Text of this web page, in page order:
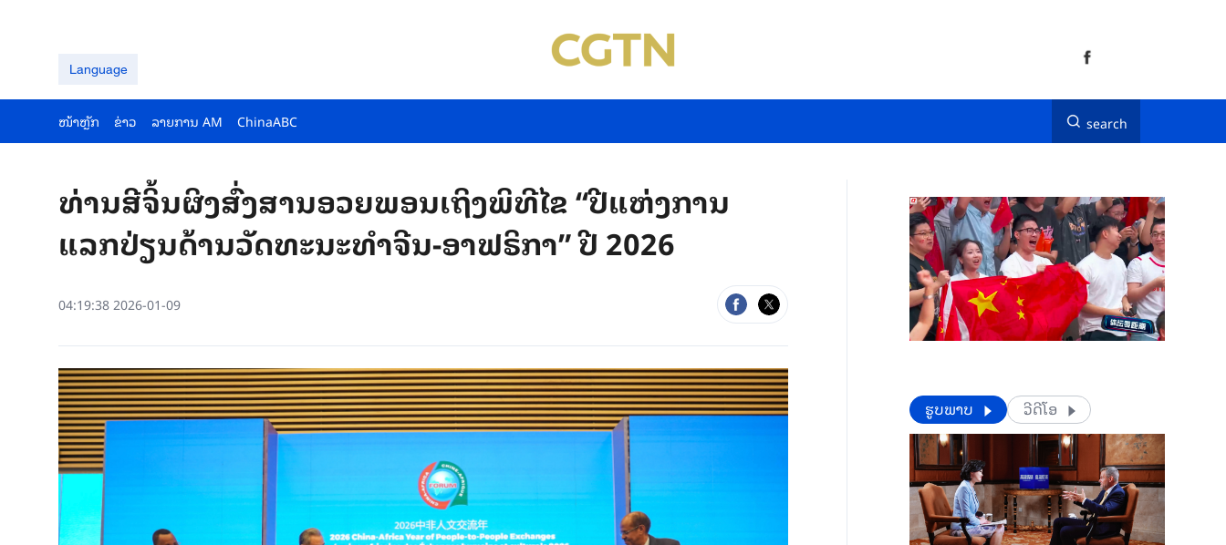
Language
ໜ້າຫຼັກ ຂ່າວ ລາຍ​ການ AM ChinaABC search
ທ່ານສີຈິ້ນຜິງສົ່ງສານອວຍພອນເຖິງພິທີໄຂ “ປີແຫ່ງການ
ແລກປ່ຽນດ້ານວັດທະນະທຳຈີນ-ອາຟຣິກາ” ປີ 2026
04:19:38 2026-01-09
​​ຮູບພາບ ວີດີໂອ